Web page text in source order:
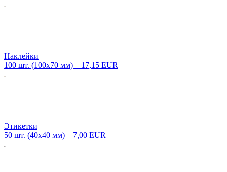
Наклейки
100 шт. (100х70 мм) – 17,15 EUR
Этикетки
50 шт. (40х40 мм) – 7,00 EUR